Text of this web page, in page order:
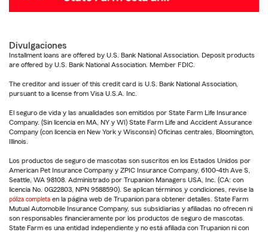
Divulgaciones
Installment loans are offered by U.S. Bank National Association. Deposit products
are offered by U.S. Bank National Association. Member FDIC.
The creditor and issuer of this credit card is U.S. Bank National Association,
pursuant to a license from Visa U.S.A. Inc.
El seguro de vida y las anualidades son emitidos por State Farm Life Insurance
Company. (Sin licencia en MA, NY y WI) State Farm Life and Accident Assurance
Company (con licencia en New York y Wisconsin) Oficinas centrales, Bloomington,
Illinois.
Los productos de seguro de mascotas son suscritos en los Estados Unidos por
American Pet Insurance Company y ZPIC Insurance Company, 6100-4th Ave S,
Seattle, WA 98108. Administrado por Trupanion Managers USA, Inc. (CA: con
licencia No. 0G22803, NPN 9588590). Se aplican términos y condiciones, revise la
póliza completa en la página web de Trupanion para obtener detalles. State Farm
Mutual Automobile Insurance Company, sus subsidiarias y afiliadas no ofrecen ni
son responsables financieramente por los productos de seguro de mascotas.
State Farm es una entidad independiente y no está afiliada con Trupanion ni con